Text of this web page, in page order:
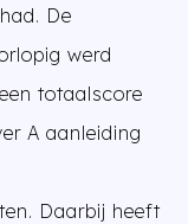
De
werd
totaalscore
A aanleiding
Daarbij heeft